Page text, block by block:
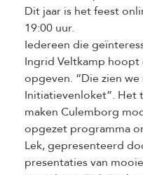
Dit jaar is het feest
19:00 uur.
Iedereen die
Ingrid Veltkamp
opgeven. “Die zien
Initiatievenloket”. Het
maken Culemborg
opgezet programma
Lek, gepresenteerd
presentaties van